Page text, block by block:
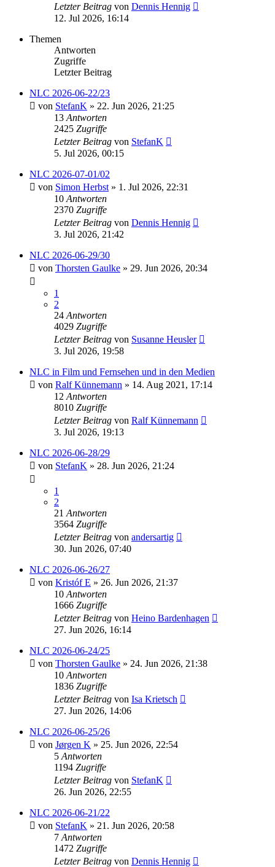
Letzter Beitrag von Dennis Hennig
12. Jul 2026, 16:14
Themen
Antworten
Zugriffe
Letzter Beitrag
NLC 2026-06-22/23
von StefanK » 22. Jun 2026, 21:25
13 Antworten
2425 Zugriffe
Letzter Beitrag von StefanK
5. Jul 2026, 00:15
NLC 2026-07-01/02
von Simon Herbst » 1. Jul 2026, 22:31
10 Antworten
2370 Zugriffe
Letzter Beitrag von Dennis Hennig
3. Jul 2026, 21:42
NLC 2026-06-29/30
von Thorsten Gaulke » 29. Jun 2026, 20:34
1
2
24 Antworten
4029 Zugriffe
Letzter Beitrag von Susanne Heusler
3. Jul 2026, 19:58
NLC in Film und Fernsehen und in den Medien
von Ralf Künnemann » 14. Aug 2021, 17:14
12 Antworten
8010 Zugriffe
Letzter Beitrag von Ralf Künnemann
3. Jul 2026, 19:13
NLC 2026-06-28/29
von StefanK » 28. Jun 2026, 21:24
1
2
21 Antworten
3564 Zugriffe
Letzter Beitrag von andersartig
30. Jun 2026, 07:40
NLC 2026-06-26/27
von Kristóf E » 26. Jun 2026, 21:37
10 Antworten
1666 Zugriffe
Letzter Beitrag von Heino Bardenhagen
27. Jun 2026, 16:14
NLC 2026-06-24/25
von Thorsten Gaulke » 24. Jun 2026, 21:38
10 Antworten
1836 Zugriffe
Letzter Beitrag von Isa Krietsch
27. Jun 2026, 14:06
NLC 2026-06-25/26
von Jørgen K » 25. Jun 2026, 22:54
5 Antworten
1194 Zugriffe
Letzter Beitrag von StefanK
26. Jun 2026, 22:55
NLC 2026-06-21/22
von StefanK » 21. Jun 2026, 20:58
7 Antworten
1472 Zugriffe
Letzter Beitrag von Dennis Hennig